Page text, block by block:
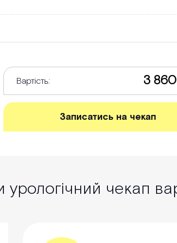
Вартість: 3
Записатись на чекап
урологічний чекап